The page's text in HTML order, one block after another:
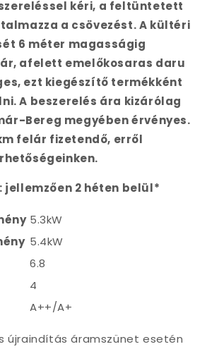
kéri, a feltüntetett
a csövezést. A kültéri
6 méter magasságig
afelett emelőkosaras daru
ezt kiegészítő termékként
A beszerelés ára kizárólag
Bereg megyében érvényes.
felár fizetendő, erről
jellemzően 2 héten belül*
5.3kW
5.4kW
6.8
4
A++/A+
újraindítás áramszünet esetén